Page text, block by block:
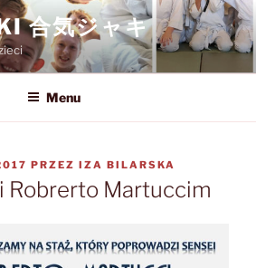
合気ジャキ
Menu
PRZEZ IZA BILARSKA
Robrerto Martuccim